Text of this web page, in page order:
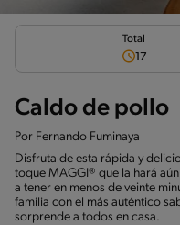
Total
17
Caldo de pollo
Por Fernando Fuminaya
Disfruta de esta rápida y
toque MAGGI® que la hará
a tener en menos de veinte
familia con el más auténtico
sorprende a todos en casa.